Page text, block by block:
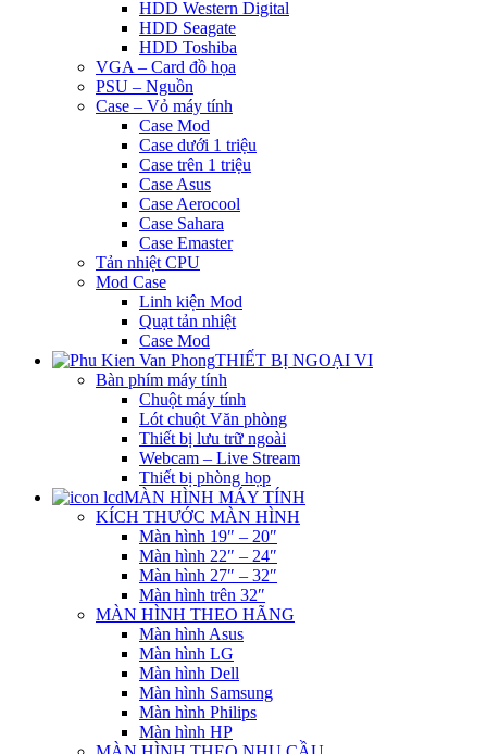
HDD Western Digital
HDD Seagate
HDD Toshiba
VGA – Card đồ họa
PSU – Nguồn
Case – Vỏ máy tính
Case Mod
Case dưới 1 triệu
Case trên 1 triệu
Case Asus
Case Aerocool
Case Sahara
Case Emaster
Tản nhiệt CPU
Mod Case
Linh kiện Mod
Quạt tản nhiệt
Case Mod
THIẾT BỊ NGOẠI VI
Bàn phím máy tính
Chuột máy tính
Lót chuột Văn phòng
Thiết bị lưu trữ ngoài
Webcam – Live Stream
Thiết bị phòng họp
MÀN HÌNH MÁY TÍNH
KÍCH THƯỚC MÀN HÌNH
Màn hình 19″ – 20″
Màn hình 22″ – 24″
Màn hình 27″ – 32″
Màn hình trên 32″
MÀN HÌNH THEO HÃNG
Màn hình Asus
Màn hình LG
Màn hình Dell
Màn hình Samsung
Màn hình Philips
Màn hình HP